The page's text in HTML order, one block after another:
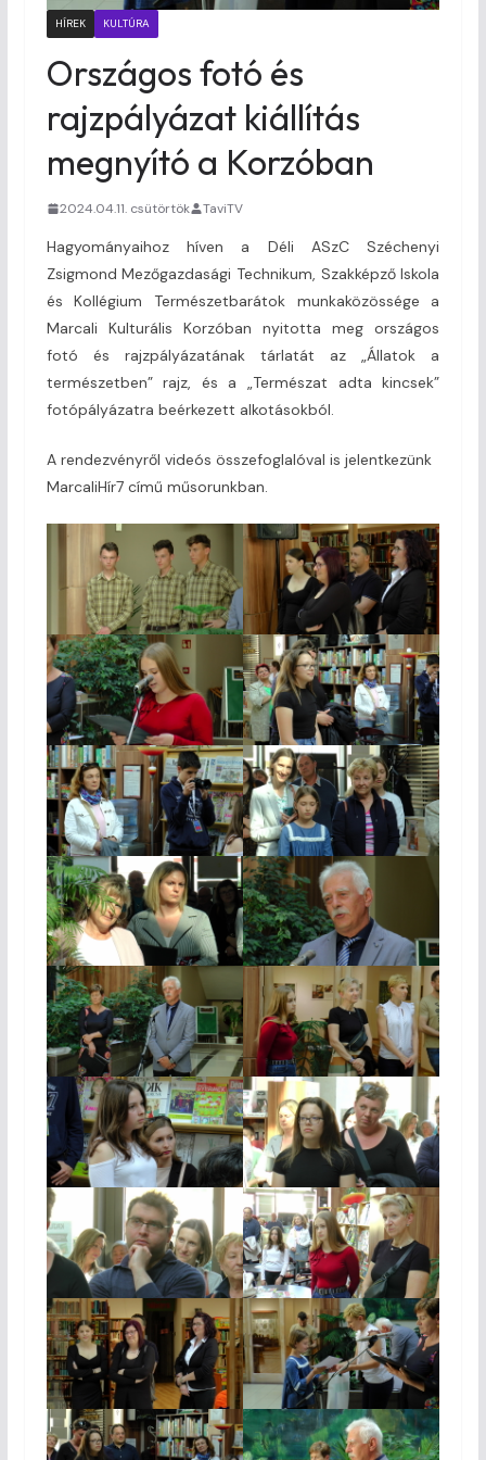
HÍREK KULTÚRA
Országos fotó és
rajzpályázat kiállítás
megnyító a Korzóban
2024.04.11. csütörtök TaviTV
Hagyományaihoz híven a Déli ASzC Széchenyi
Zsigmond Mezőgazdasági Technikum, Szakképző Iskola
és Kollégium Természetbarátok munkaközössége a
Marcali Kulturális Korzóban nyitotta meg országos
fotó és rajzpályázatának tárlatát az „Állatok a
természetben” rajz, és a „Természat adta kincsek”
fotópályázatra beérkezett alkotásokból.
A rendezvényről videós összefoglalóval is jelentkezünk
MarcaliHír7 című műsorunkban.